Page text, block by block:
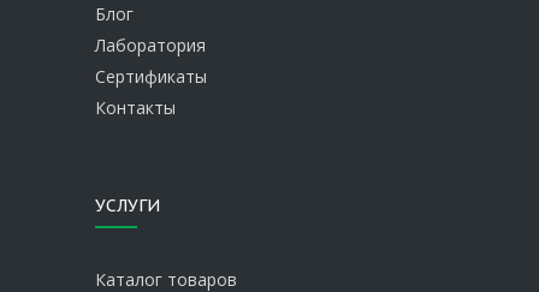
Блог
Лаборатория
Сертификаты
Контакты
УСЛУГИ
Каталог товаров